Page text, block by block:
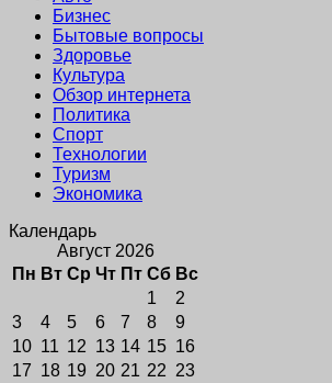
Бизнес
Бытовые вопросы
Здоровье
Культура
Обзор интернета
Политика
Спорт
Технологии
Туризм
Экономика
Календарь
Август 2026
Пн Вт Ср Чт Пт Сб Вс
1
2
3
4 5 6 7 8
9
10 11 12 13 14 15 16
17 18 19 20 21 22 23